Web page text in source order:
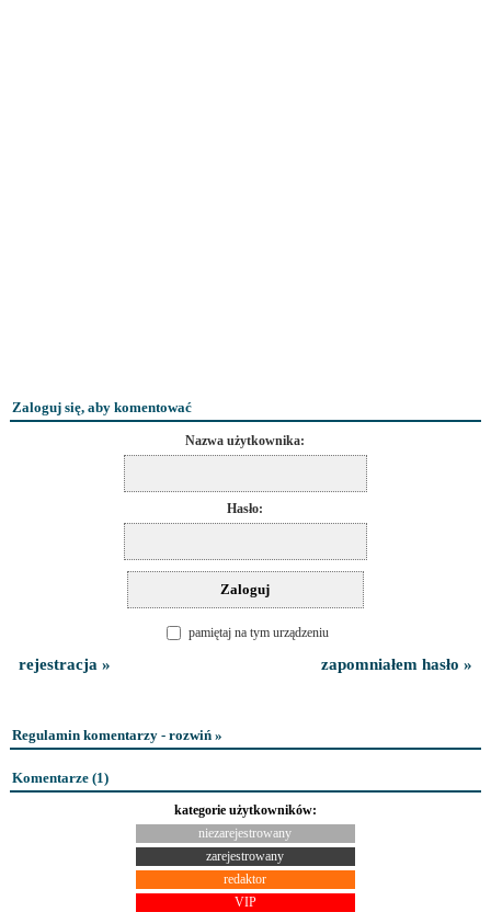
Zaloguj się, aby komentować
Nazwa użytkownika:
Hasło:
pamiętaj na tym urządzeniu
rejestracja » zapomniałem hasło »
Regulamin komentarzy - rozwiń »
Komentarze (1)
kategorie użytkowników:
niezarejestrowany
zarejestrowany
redaktor
VIP